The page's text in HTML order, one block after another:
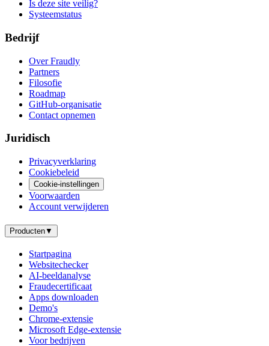
Is deze site veilig?
Systeemstatus
Bedrijf
Over Fraudly
Partners
Filosofie
Roadmap
GitHub-organisatie
Contact opnemen
Juridisch
Privacyverklaring
Cookiebeleid
Cookie-instellingen
Voorwaarden
Account verwijderen
Producten▼
Startpagina
Websitechecker
AI-beeldanalyse
Fraudecertificaat
Apps downloaden
Demo's
Chrome-extensie
Microsoft Edge-extensie
Voor bedrijven